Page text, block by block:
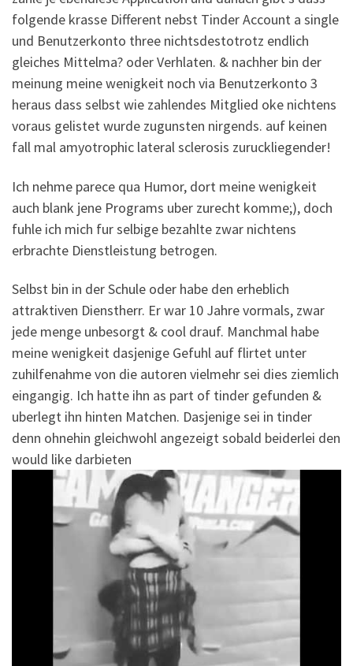
folgende krasse Different nebst Tinder Account a single
und Benutzerkonto three nichtsdestotrotz endlich
gleiches Mittelma? oder Verhlaten. & nachher bin der
meinung meine wenigkeit noch via Benutzerkonto 3
heraus dass selbst wie zahlendes Mitglied oke nichtens
voraus gelistet wurde zugunsten nirgends. auf keinen
fall mal amyotrophic lateral sclerosis zuruckliegender!
Ich nehme parece qua Humor, dort meine wenigkeit
auch blank jene Programs uber zurecht komme;), doch
fuhle ich mich fur selbige bezahlte zwar nichtens
erbrachte Dienstleistung betrogen.
Selbst bin in der Schule oder habe den erheblich
attraktiven Dienstherr. Er war 10 Jahre vormals, zwar
jede menge unbesorgt & cool drauf. Manchmal habe
meine wenigkeit dasjenige Gefuhl auf flirtet unter
zuhilfenahme von die autoren vielmehr sei dies ziemlich
eingangig. Ich hatte ihn as part of tinder gefunden &
uberlegt ihn hinten Matchen. Dasjenige sei in tinder
denn ohnehin gleichwohl angezeigt sobald beiderlei den
would like darbieten